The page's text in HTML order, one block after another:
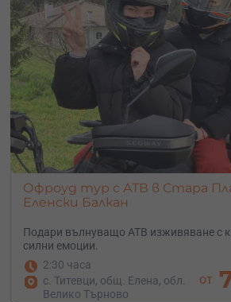
Офроуд тур с АТВ в Стара
Еленски Балкан
Подари вълнуващо АТВ изживяване с
силни емоции.
2:30 часа
с. Титевци, общ. Елена, обл.
Велико Търново
от